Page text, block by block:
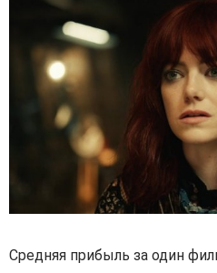
Средняя прибыль за один